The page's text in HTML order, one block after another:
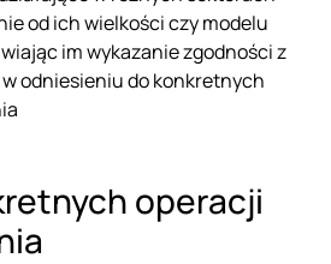
od ich wielkości czy modelu
im wykazanie zgodności z
odniesieniu do konkretnych
operacji